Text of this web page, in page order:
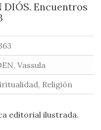
DIÓS. Encuentros
Vassula
Religión
editorial ilustrada.